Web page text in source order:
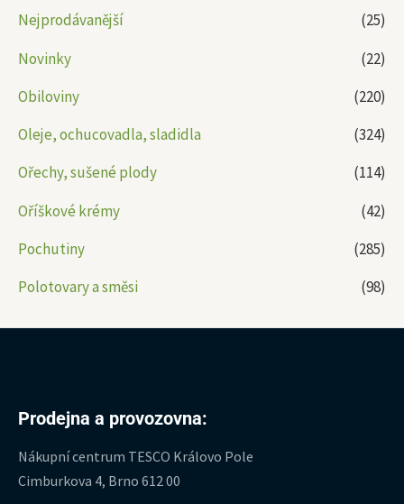
Nejprodávanější
(25)
Novinky
(22)
Obiloviny
(220)
Oleje, ochucovadla, sladidla
(324)
Ořechy, sušené plody
(114)
Oříškové krémy
(42)
Pochutiny
(285)
Polotovary a směsi
(98)
Prodejna a provozovna:
Nákupní centrum TESCO Královo Pole
Cimburkova 4, Brno 612 00